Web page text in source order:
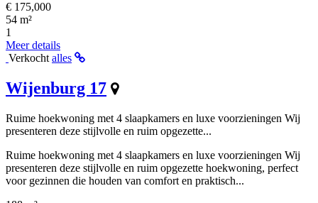
€ 175,000
54 m²
1
Meer details
Verkocht alles
Wijenburg 17
Ruime hoekwoning met 4 slaapkamers en luxe voorzieningen Wij
presenteren deze stijlvolle en ruim opgezette...
Ruime hoekwoning met 4 slaapkamers en luxe voorzieningen Wij
presenteren deze stijlvolle en ruim opgezette hoekwoning, perfect
voor gezinnen die houden van comfort en praktisch...